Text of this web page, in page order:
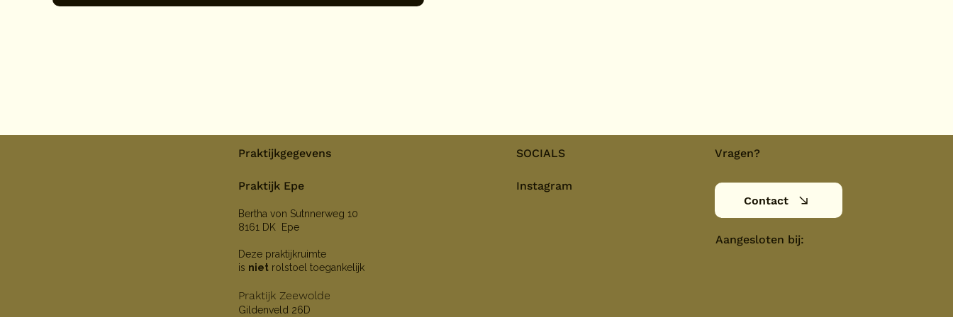
SOCIALS
Instagram
Aangesloten bij:
Vragen?
Contact
Praktijkgegevens
Praktijk Epe
Bertha von Sutnnerweg 10
8161 DK Epe
Deze praktijkruimte
is niet rolstoel toegankelijk
Praktijk Zeewolde
Gildenveld 26D